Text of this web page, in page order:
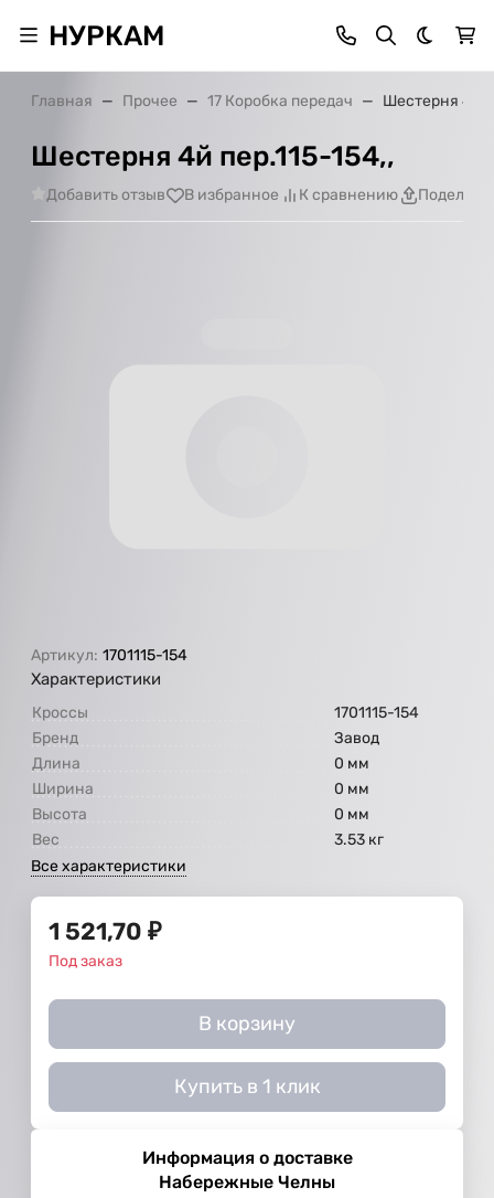
НУРКАМ Темная
Главная Прочее 17 Коробка передач Шестерня 4й
Шестерня 4й пер.115-154,,
Добавить отзыв В избранное К сравнению
Артикул: 1701115-154
Характеристики
Кроссы
1701115-154
Бренд
Завод
Длина
0 мм
Ширина
0 мм
Высота
0 мм
Вес
3.53 кг
Все характеристики
1 521,70 ₽
Под заказ
В корзину
Купить в 1 клик
Информация о доставке
Набережные Челны